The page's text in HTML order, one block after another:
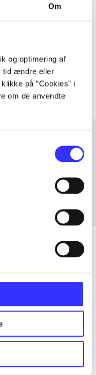
Om
og optimering af
tid ændre eller
på ”Cookies” i
om de anvendte
...
udgivelser